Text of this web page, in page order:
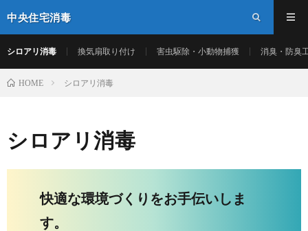
中央住宅消毒
シロアリ消毒 換気扇取り付け 害虫駆除・小動物捕獲 消臭・防臭
HOME シロアリ消毒
シロアリ消毒
快適な環境づくりをお手伝いしま
す。